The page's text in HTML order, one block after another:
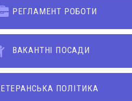
РЕГЛАМЕНТ РОБОТИ
ВАКАНТНІ ПОСАДИ
ПОЛІТИКА